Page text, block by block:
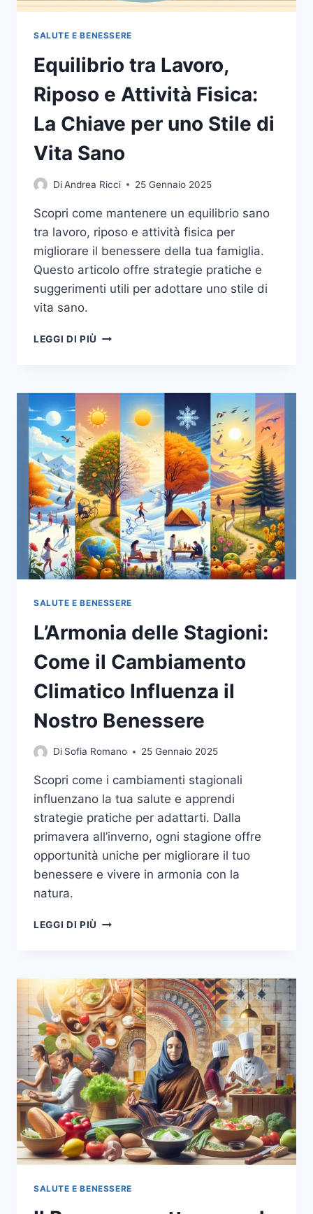
SALUTE E BENESSERE
Equilibrio tra Lavoro,
Riposo e Attività Fisica:
La Chiave per uno Stile di
Vita Sano
DiAndrea Ricci 25 Gennaio 2025
Scopri come mantenere un equilibrio sano
tra lavoro, riposo e attività fisica per
migliorare il benessere della tua famiglia.
Questo articolo offre strategie pratiche e
suggerimenti utili per adottare uno stile di
vita sano.
LEGGI DI PIÙ EQUILIBRIO
E
ATTIVITÀ
FISICA:
LA
CHIAVE
PER
UNO
STILE
DI
VITA
SANO
SALUTE E BENESSERE
L’Armonia delle Stagioni:
Come il Cambiamento
Climatico Influenza il
Nostro Benessere
Di Sofia Romano 25 Gennaio 2025
Scopri come i cambiamenti stagionali
influenzano la tua salute e apprendi
strategie pratiche per adattarti. Dalla
primavera all’inverno, ogni stagione offre
opportunità uniche per migliorare il tuo
benessere e vivere in armonia con la
natura.
LEGGI DI PIÙ L’ARMONIA
IL
CAMBIAMENTO
CLIMATICO
INFLUENZA
IL
NOSTRO
BENESSERE
SALUTE E BENESSERE